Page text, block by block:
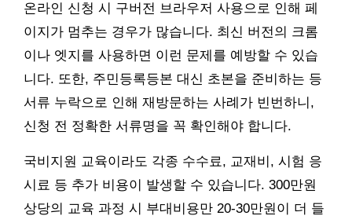
온라인 신청 시 구버전 브라우저 사용으로 인해 페
이지가 멈추는 경우가 많습니다. 최신 버전의 크롬
이나 엣지를 사용하면 이런 문제를 예방할 수 있습
니다. 또한, 주민등록등본 대신 초본을 준비하는 등
서류 누락으로 인해 재방문하는 사례가 빈번하니,
신청 전 정확한 서류명을 꼭 확인해야 합니다.
국비지원 교육이라도 각종 수수료, 교재비, 시험 응
시료 등 추가 비용이 발생할 수 있습니다. 300만원
상당의 교육 과정 시 부대비용만 20-30만원이 더 들